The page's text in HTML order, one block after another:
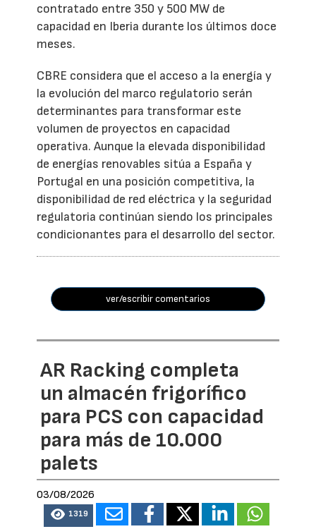
contratado entre 350 y 500 MW de
capacidad en Iberia durante los últimos doce
meses.
CBRE considera que el acceso a la energía y
la evolución del marco regulatorio serán
determinantes para transformar este
volumen de proyectos en capacidad
operativa. Aunque la elevada disponibilidad
de energías renovables sitúa a España y
Portugal en una posición competitiva, la
disponibilidad de red eléctrica y la seguridad
regulatoria continúan siendo los principales
condicionantes para el desarrollo del sector.
ver/escribir comentarios
AR Racking completa
un almacén frigorífico
para PCS con capacidad
para más de 10.000
palets
03/08/2026
1319